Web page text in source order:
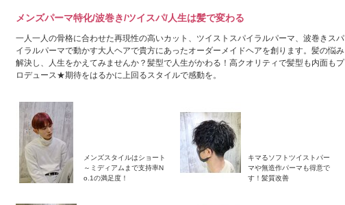
メンズパーマ特化/波巻き/ツイスパ/人生は髪で変わる
一人一人の骨格に合わせた再現性の高いカット、ツイストスパイラルパーマ、波巻きスパ
イラルパーマで動かす大人ヘアで貴方にあったオーダーメイドヘアを創ります。髪の悩み
解決し、人生をかえてみませんか？髪型で人生がかわる！高クオリティで髪型も内面もプ
ロデュース★期待をはるかに上回るスタイルで感動を。
メンズスタイルはショート
～ミディアムまで支持率N
o.1の満足度！
キマるソフトツイストパー
マや無造作パーマも得意で
す！髪質改善